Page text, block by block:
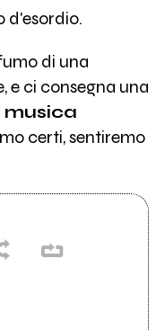
d'esordio.
di una
e ci consegna una
musica
certi, sentiremo